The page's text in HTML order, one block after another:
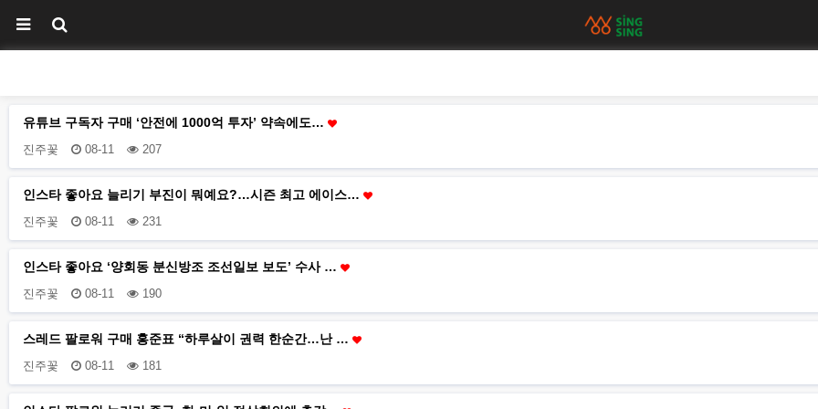
유튜브 구독자 구매 ‘안전에 1000억 투자’ 약속에도…
진주꽃 08-11 207
인스타 좋아요 늘리기 부진이 뭐예요?…시즌 최고 에이스…
진주꽃 08-11 231
인스타 좋아요 ‘양회동 분신방조 조선일보 보도’ 수사 …
진주꽃 08-11 190
스레드 팔로워 구매 홍준표 “하루살이 권력 한순간…난 …
진주꽃 08-11 181